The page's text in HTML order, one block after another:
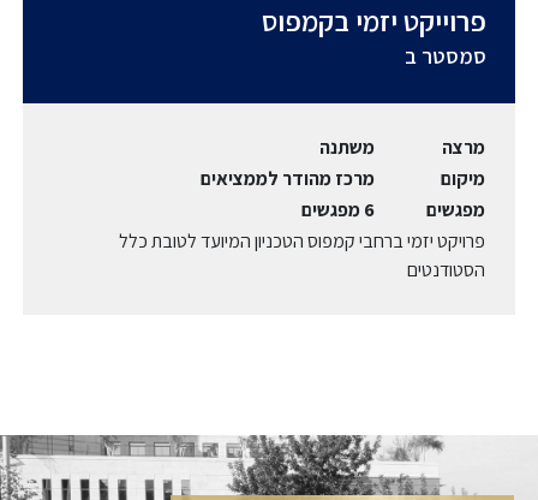
פרוייקט יזמי בקמפוס
סמסטר ב
מרצה
משתנה
מיקום
מרכז מהודר לממציאים
מפגשים
6 מפגשים
פרויקט יזמי ברחבי קמפוס הטכניון המיועד לטובת כלל
הסטודנטים